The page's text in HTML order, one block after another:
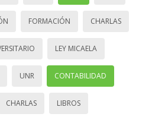
FORMACIÓN CHARLAS
LEY MICAELA
UNR CONTABILIDAD
CHARLAS LIBROS